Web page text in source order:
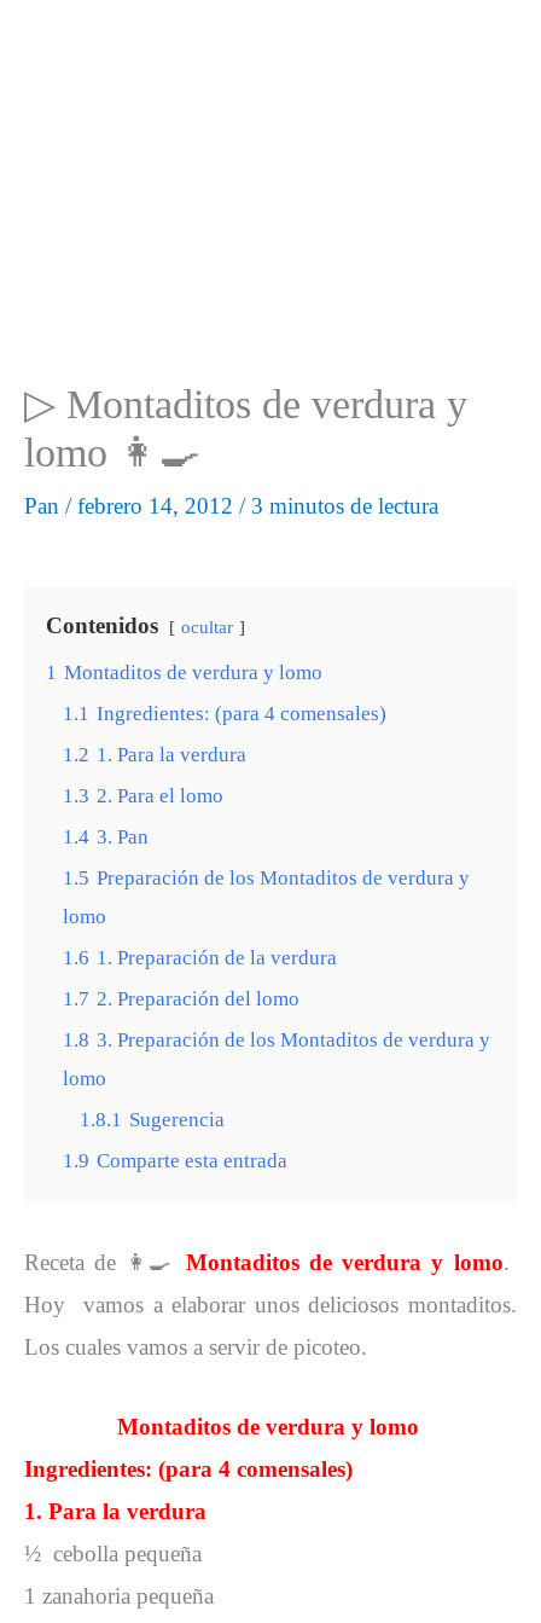
▷ Montaditos de verdura y
lomo 👩‍🍳
Pan /febrero 14, 2012 / 3 minutos de lectura
Contenidos ocultar
1 Montaditos de verdura y lomo
1.1 Ingredientes: (para 4 comensales)
1.2 1. Para la verdura
1.3 2. Para el lomo
1.4 3. Pan
1.5 Preparación de los Montaditos de verdura y
lomo
1.6 1. Preparación de la verdura
1.7 2. Preparación del lomo
1.8 3. Preparación de los Montaditos de verdura y
lomo
1.8.1 Sugerencia
1.9 Comparte esta entrada
Receta de 👩‍🍳 Montaditos de verdura y lomo.
Hoy vamos a elaborar unos deliciosos montaditos.
Los cuales vamos a servir de picoteo.
Montaditos de verdura y lomo
Ingredientes: (para 4 comensales)
1. Para la verdura
½ cebolla pequeña
1 zanahoria pequeña